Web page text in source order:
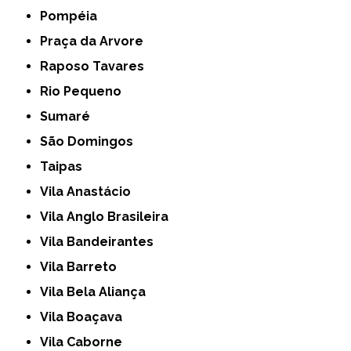
Pompéia
Praça da Arvore
Raposo Tavares
Rio Pequeno
Sumaré
São Domingos
Taipas
Vila Anastácio
Vila Anglo Brasileira
Vila Bandeirantes
Vila Barreto
Vila Bela Aliança
Vila Boaçava
Vila Caborne